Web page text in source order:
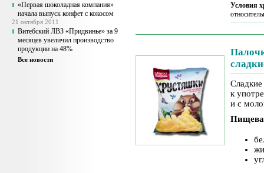
«Первая шоколадная компания»
начала выпуск конфет с кокосом
21 октября 2011
Витебский ЛВЗ «Придвинье» за 9
месяцев увеличил производство
продукции на 48%
Все новости
Условия
к
и с